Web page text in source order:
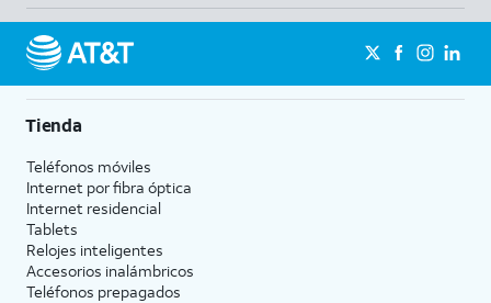
Tienda
Teléfonos móviles
Internet por fibra óptica
Internet residencial
Tablets
Relojes inteligentes
Accesorios inalámbricos
Teléfonos prepagados